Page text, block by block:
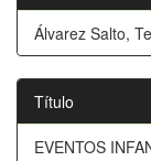
Álvarez Salto,
Título
EVENTOS